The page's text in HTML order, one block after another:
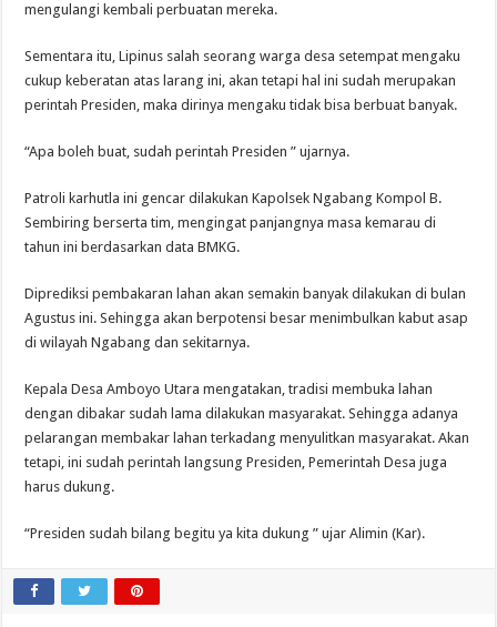
mengulangi kembali perbuatan mereka.
Sementara itu, Lipinus salah seorang warga desa setempat mengaku
cukup keberatan atas larang ini, akan tetapi hal ini sudah merupakan
perintah Presiden, maka dirinya mengaku tidak bisa berbuat banyak.
“Apa boleh buat, sudah perintah Presiden ” ujarnya.
Patroli karhutla ini gencar dilakukan Kapolsek Ngabang Kompol B.
Sembiring berserta tim, mengingat panjangnya masa kemarau di
tahun ini berdasarkan data BMKG.
Diprediksi pembakaran lahan akan semakin banyak dilakukan di bulan
Agustus ini. Sehingga akan berpotensi besar menimbulkan kabut asap
di wilayah Ngabang dan sekitarnya.
Kepala Desa Amboyo Utara mengatakan, tradisi membuka lahan
dengan dibakar sudah lama dilakukan masyarakat. Sehingga adanya
pelarangan membakar lahan terkadang menyulitkan masyarakat. Akan
tetapi, ini sudah perintah langsung Presiden, Pemerintah Desa juga
harus dukung.
“Presiden sudah bilang begitu ya kita dukung ” ujar Alimin (Kar).